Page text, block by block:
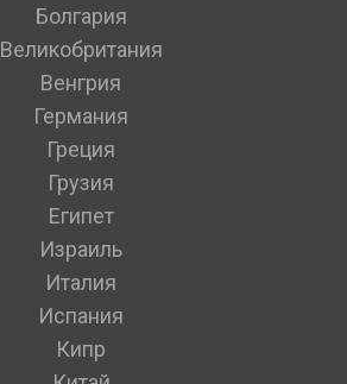
Болгария
Великобритания
Венгрия
Германия
Греция
Грузия
Египет
Израиль
Италия
Испания
Кипр